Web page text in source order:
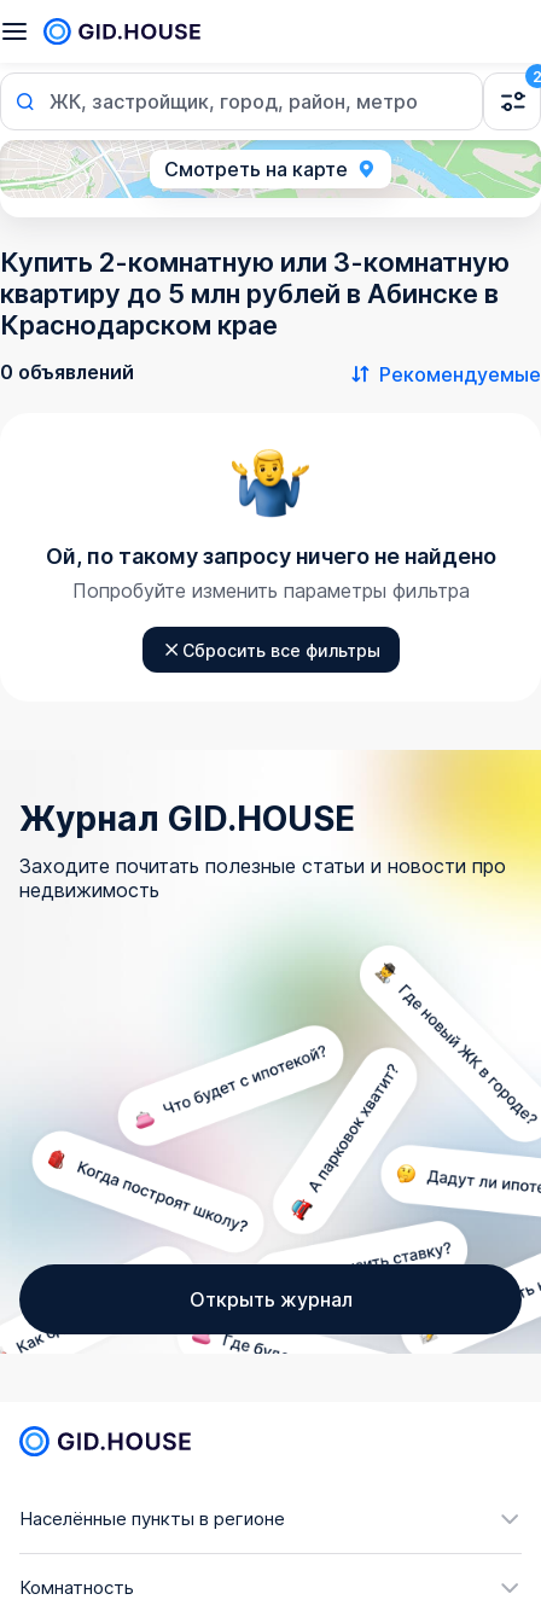
ЖК, застройщик, город, район, метро
2
Смотреть на карте
Купить 2-комнатную или 3-комнатную
квартиру до 5 млн рублей в Абинске в
Краснодарском крае
0 объявлений Рекомендуемые
Ой, по такому запросу ничего не найдено
Попробуйте изменить параметры фильтра
Сбросить все фильтры
Журнал GID.HOUSE
Заходите почитать полезные статьи и новости про
недвижимость
Открыть журнал
Населённые пункты в регионе
Комнатность